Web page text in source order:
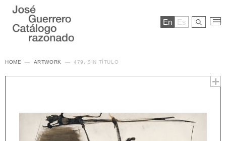
En Es
HOME ARTWORK 479. SIN TÍTULO